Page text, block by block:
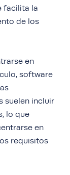
facilita la
de los
en
software
suelen incluir
lo que
en
requisitos